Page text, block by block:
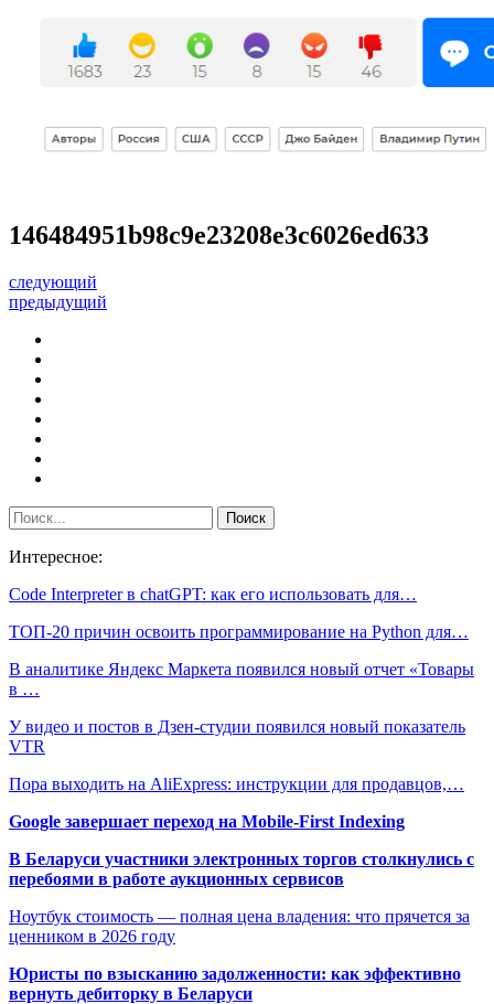
146484951b98c9e23208e3c6026ed633
следующий
предыдущий
Интересное:
Code Interpreter в chatGPT: как его использовать для…
ТОП-20 причин освоить программирование на Python для…
В аналитике Яндекс Маркета появился новый отчет «Товары
в …
У видео и постов в Дзен-студии появился новый показатель
VTR
Пора выходить на AliExpress: инструкции для продавцов,…
Google завершает переход на Mobile-First Indexing
В Беларуси участники электронных торгов столкнулись с
перебоями в работе аукционных сервисов
Ноутбук стоимость — полная цена владения: что прячется за
ценником в 2026 году
Юристы по взысканию задолженности: как эффективно
вернуть дебиторку в Беларуси